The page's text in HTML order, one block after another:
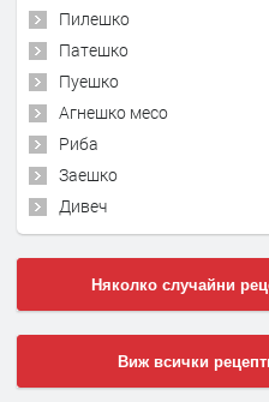
Пилешко
Патешко
Пуешко
Агнешко месо
Риба
Заешко
Дивеч
Няколко случайни
Виж всички